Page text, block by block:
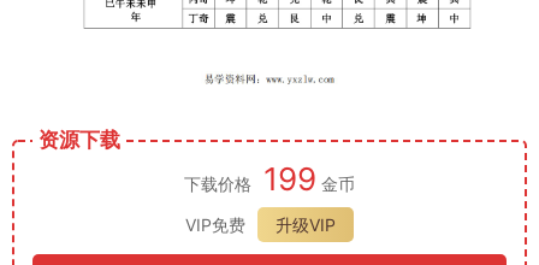
资源下载
下载价格 199 金币
VIP免费
升级VIP